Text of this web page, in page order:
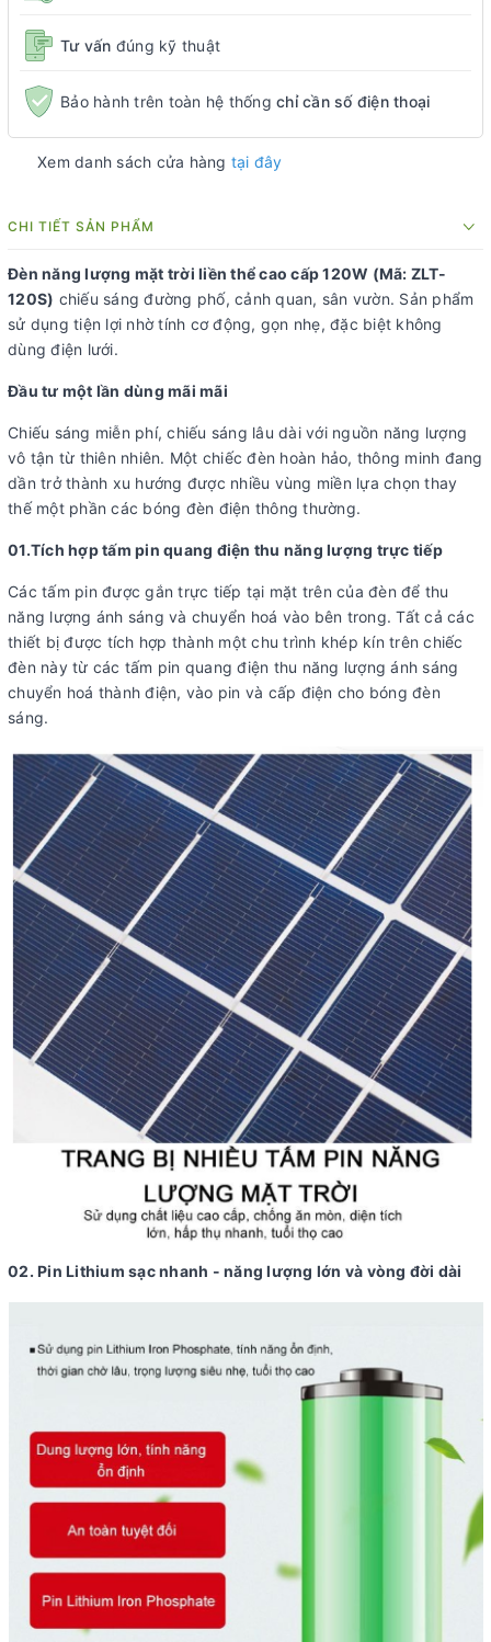
Tư vấn đúng kỹ thuật
Bảo hành trên toàn hệ thống chỉ cần số điện thoại
Xem danh sách cửa hàng tại đây
CHI TIẾT SẢN PHẨM
Đèn năng lượng mặt trời liền thể cao cấp 120W (Mã: ZLT-
120S) chiếu sáng đường phố, cảnh quan, sân vườn. Sản phẩm
sử dụng tiện lợi nhờ tính cơ động, gọn nhẹ, đặc biệt không
dùng điện lưới.
Đầu tư một lần dùng mãi mãi
Chiếu sáng miễn phí, chiếu sáng lâu dài với nguồn năng lượng
vô tận từ thiên nhiên. Một chiếc đèn hoàn hảo, thông minh đang
dần trở thành xu hướng được nhiều vùng miền lựa chọn thay
thế một phần các bóng đèn điện thông thường.
01.Tích hợp tấm pin quang điện thu năng lượng trực tiếp
Các tấm pin được gắn trực tiếp tại mặt trên của đèn để thu
năng lượng ánh sáng và chuyển hoá vào bên trong. Tất cả các
thiết bị được tích hợp thành một chu trình khép kín trên chiếc
đèn này từ các tấm pin quang điện thu năng lượng ánh sáng
chuyển hoá thành điện, vào pin và cấp điện cho bóng đèn
sáng.
02. Pin Lithium sạc nhanh - năng lượng lớn và vòng đời dài